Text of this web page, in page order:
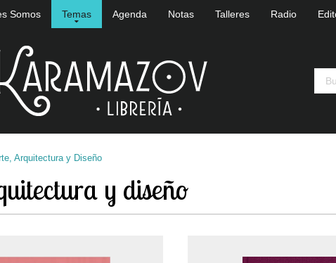
Somos Temas Agenda Notas Talleres Radio
Arquitectura y Diseño
y diseño